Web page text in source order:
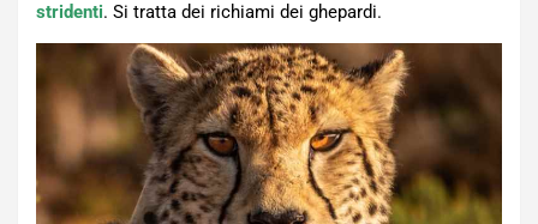
stridenti. Si tratta dei richiami dei ghepardi.